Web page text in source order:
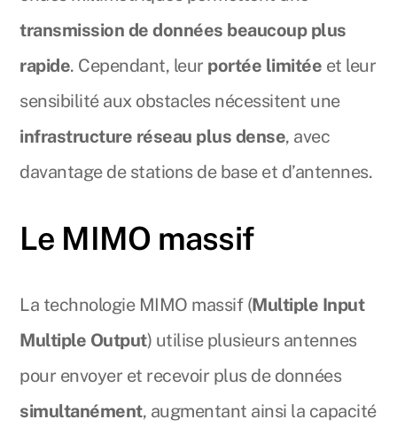
transmission de données beaucoup plus
rapide. Cependant, leur portée limitée et leur
sensibilité aux obstacles nécessitent une
infrastructure réseau plus dense, avec
davantage de stations de base et d’antennes.
Le MIMO massif
La technologie MIMO massif (Multiple Input
Multiple Output) utilise plusieurs antennes
pour envoyer et recevoir plus de données
simultanément, augmentant ainsi la capacité